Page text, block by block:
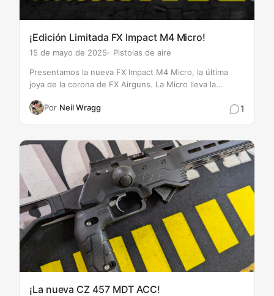
¡Edición Limitada FX Impact M4 Micro!
15 de mayo de 2025 Pistolas de aire
Por Neil Wragg
Presentamos la nueva FX Impact M4 Micro, la última
joya de la corona de FX Airguns. La Micro lleva la
ofreciendo un diseño ultracompacto, un rendimiento
1
¡La nueva CZ 457 MDT ACC!